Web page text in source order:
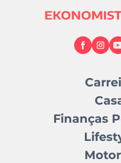
Finanças